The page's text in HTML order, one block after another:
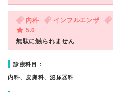
内科 インフルエンザ
5.0
無駄に触られません
診療科目：
内科、皮膚科、泌尿器科